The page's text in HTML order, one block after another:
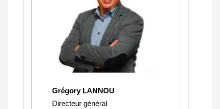
Grégory LANNOU
Directeur général